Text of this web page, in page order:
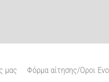
μας Φόρμα αίτησης/Oροι